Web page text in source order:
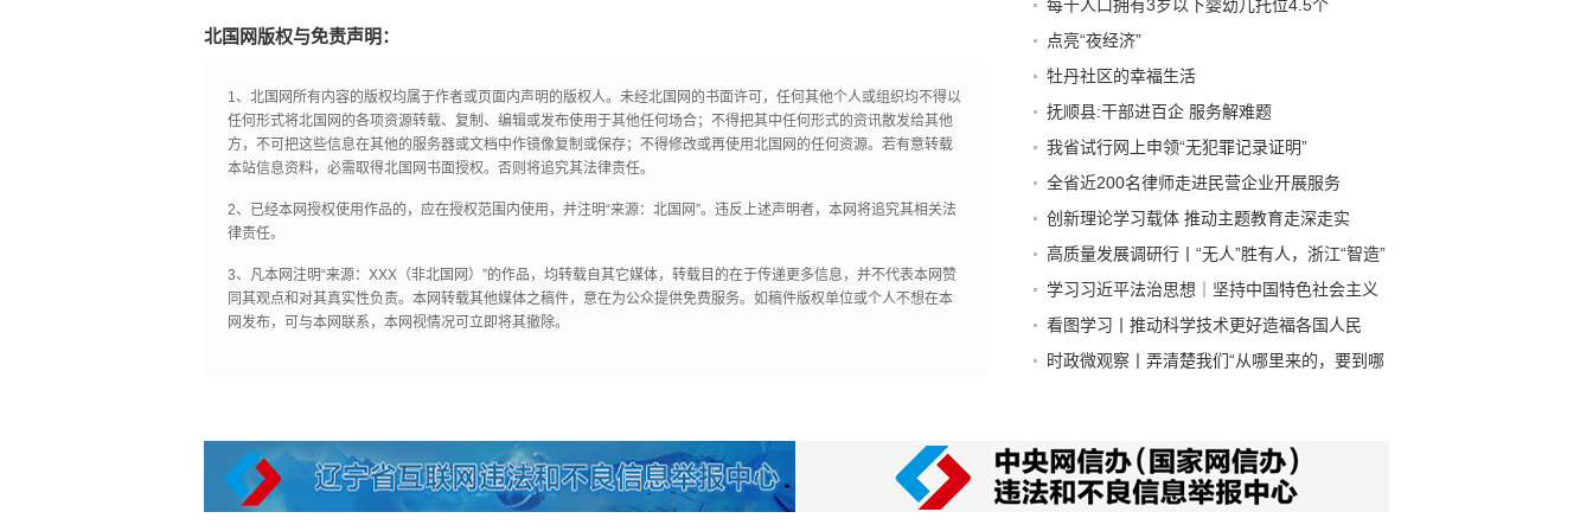
北国网版权与免责声明：
1、北国网所有内容的版权均属于作者或页面内声明的版权人。未经北国网的书面许可，任何其他个人或组织均不得以
任何形式将北国网的各项资源转载、复制、编辑或发布使用于其他任何场合；不得把其中任何形式的资讯散发给其他
方，不可把这些信息在其他的服务器或文档中作镜像复制或保存；不得修改或再使用北国网的任何资源。若有意转载
本站信息资料，必需取得北国网书面授权。否则将追究其法律责任。
2、已经本网授权使用作品的，应在授权范围内使用，并注明“来源：北国网”。违反上述声明者，本网将追究其相关法
律责任。
3、凡本网注明“来源：XXX（非北国网）”的作品，均转载自其它媒体，转载目的在于传递更多信息，并不代表本网赞
同其观点和对其真实性负责。本网转载其他媒体之稿件，意在为公众提供免费服务。如稿件版权单位或个人不想在本
网发布，可与本网联系，本网视情况可立即将其撤除。
每千人口拥有3岁以下婴幼儿托位4.5个
点亮“夜经济”
牡丹社区的幸福生活
抚顺县:干部进百企 服务解难题
我省试行网上申领“无犯罪记录证明”
全省近200名律师走进民营企业开展服务
创新理论学习载体 推动主题教育走深走实
高质量发展调研行丨“无人”胜有人，浙江“智造”
加速跑
学习习近平法治思想｜坚持中国特色社会主义
法治道路
看图学习丨推动科学技术更好造福各国人民
时政微观察丨弄清楚我们“从哪里来的，要到哪